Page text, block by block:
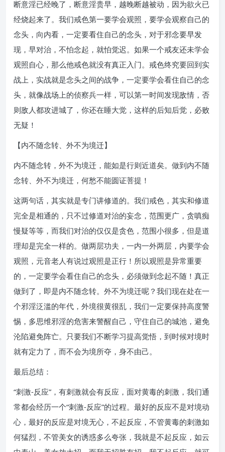
断意淫已经晚了，断意淫贵早，越晚断越被动，因为欲火已
经烧起来了。我们戒色第一要学会观照，要学会观察自己的
念头，向内看，一定要看住自己的念头，对于邪念要早发
现，早对治，不怕念起，就怕觉迟。如果一个戒友还未学会
观照自心，那么他戒色就没有真正入门。戒色终究要回到实
战上，实战就是念头之间的战争，一定要学会看住自己的念
头，就像战场上的侦察兵一样，可以第一时间发现敌情，否
则敌人都攻进城了，你还在睡大觉，这样的后知后觉，必败
无疑！
【内不随念转、外不为境迁】
内不随念转，外不为境迁，能如是行则近道矣。做到内不随
念转、外不为境迁，何愁不能圆证菩提！
这两句话，其实就是专门讲修道的。我们戒色，其实和修道
完全是相通的，只不过修道对治的妄念，范围更广，贪嗔痴
慢疑等等，而我们对治的仅仅是贪色，范围小很多，但是道
理却是完全一样的。做两层功夫，一内一外两层，内要学会
观照，元音老人有说过观照是正行！所以观照是异常重要
的，一定要学会看住自己的念头，必须做到念起不随！真正
做到了，即是内不随念转。外不为境迁呢？我们现在处在一
个邪淫泛滥的年代，外境很黄很乱，我们一定要保持高度警
惕，多思维邪淫的危害来警醒自己，守住自己的城池，避免
沦陷避免阵亡。只要我们不断学习提高觉悟，到时候对境时
就有定力了，而不会为境所夺，身不由己。
最后总结：
“刺激-反应”，有刺激就会有反应，面对黄毒的刺激，我们通
常都会经历一个“刺激-反应”的过程。最好的反应不是对境动
心，最好的反应是对境无心，不起反应，不管黄毒的刺激如
何猛烈，不管美女的诱惑多么夸张，我就是不起反应，如云